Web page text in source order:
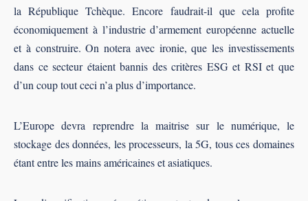
la République Tchèque. Encore faudrait-il que cela profite
économiquement à l’industrie d’armement européenne actuelle
et à construire. On notera avec ironie, que les investissements
dans ce secteur étaient bannis des critères ESG et RSI et que
d’un coup tout ceci n’a plus d’importance.
L’Europe devra reprendre la maitrise sur le numérique, le
stockage des données, les processeurs, la 5G, tous ces domaines
étant entre les mains américaines et asiatiques.